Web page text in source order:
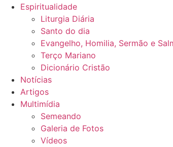
Espiritualidade
Liturgia Diária
Santo do dia
Evangelho, Homilia, Sermão e
Terço Mariano
Dicionário Cristão
Notícias
Artigos
Multimídia
Semeando
Galeria de Fotos
Vídeos